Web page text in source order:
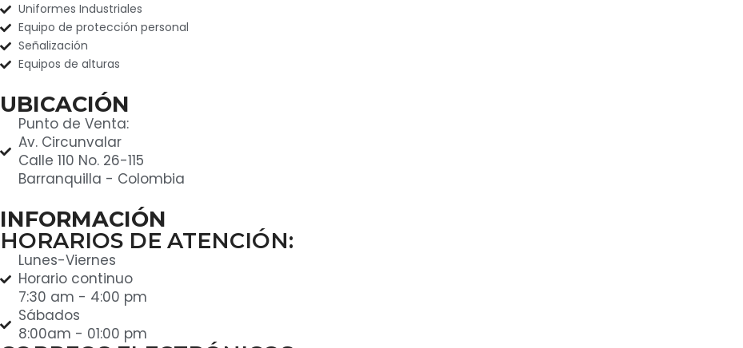
Uniformes Industriales
Equipo de protección personal
Señalización
Equipos de alturas
UBICACIÓN
Punto de Venta:
Av. Circunvalar
Calle 110 No. 26-115
Barranquilla - Colombia
INFORMACIÓN
HORARIOS DE ATENCIÓN:
Lunes-Viernes
Horario continuo
7:30 am - 4:00 pm
Sábados
8:00am - 01:00 pm